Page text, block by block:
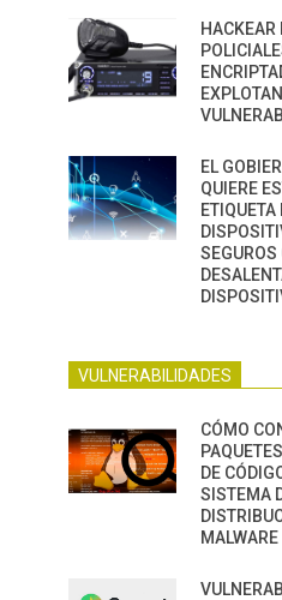
HACKEAR
EL
QUIERE
ETIQUETA
SEGUROS
VULNERABILIDADES
CÓMO
DE
SISTEMA
MALWARE